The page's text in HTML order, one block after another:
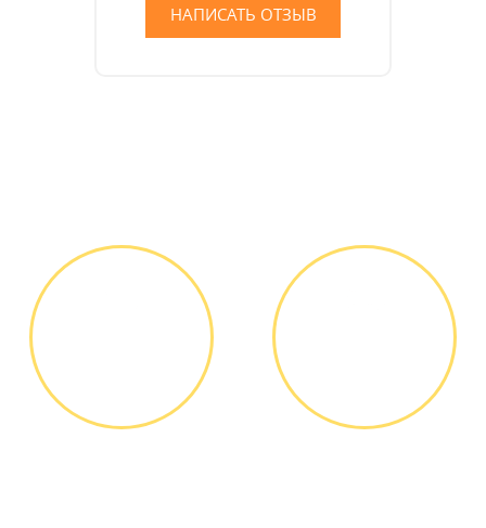
НАПИСАТЬ ОТЗЫВ